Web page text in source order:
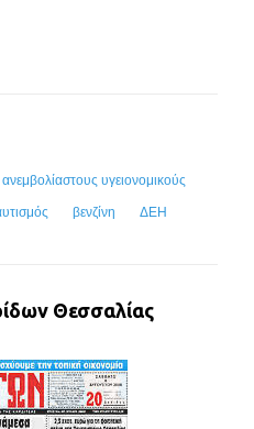
ανεμβολίαστους υγειονομικούς
βενζίνη ΔΕΗ
Θεσσαλίας